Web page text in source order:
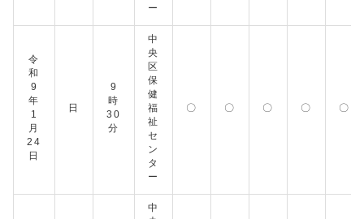
ー
令
和
9
年
1
月
24
日
日
9
時
30
分
中
央
区
保
健
福
祉
セ
ン
タ
ー
〇 〇 〇 〇 〇
中